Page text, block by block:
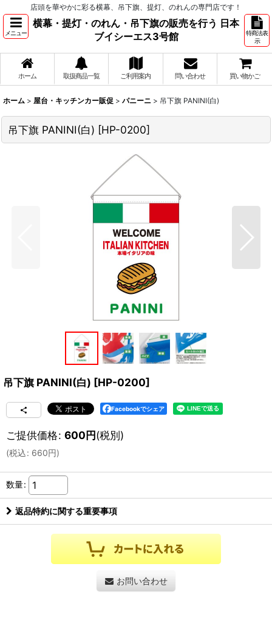
店頭を華やかに彩る横幕、吊下旗、提灯、のれんの専門店です！
メニュー
横幕・提灯・のれん・吊下旗の販売を行う 日本
ブイシーエス3号館
特商法表
示
ホーム 取扱商品一覧 ご利用案内 問い合わせ 買い物かご
ホーム > 屋台・キッチンカー販促 > パニーニ > 吊下旗 PANINI(白)
吊下旗 PANINI(白) [HP-0200]
吊下旗 PANINI(白) [HP-0200]
Facebookでシェア
ご提供価格: 600円(税別)
(税込: 660円)
数量:
返品特約に関する重要事項
お問い合わせ